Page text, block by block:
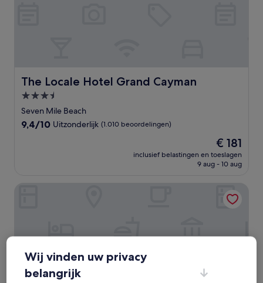
The Locale Hotel Grand Cayman
The Locale Hotel Grand Cayman
3.5-
sterrenaccommodatie
Seven Mile Beach
9.4
9,4/10 Uitzonderlijk (1.010 beoordelingen)
De
prijs
is
€ 181
inclusief belastingen en toeslagen
9 aug - 10 aug
Wij vinden uw privacy
belangrijk